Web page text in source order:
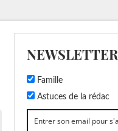
Famille
Astuces de la rédac